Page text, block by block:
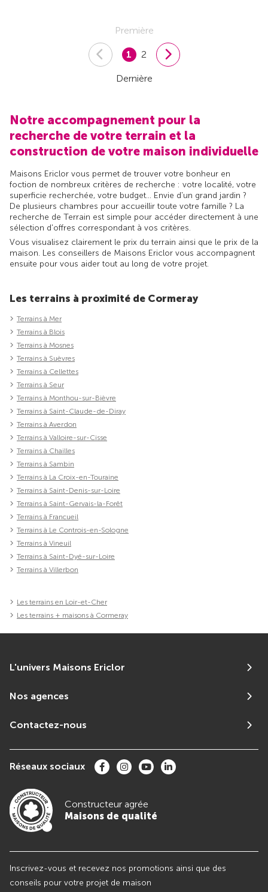
Première
1 2
Dernière
Notre accompagnement pour la
recherche de votre terrain et la
construction de votre maison individuelle
Maisons Ericlor vous permet de trouver votre bonheur en
foction de nombreux critères de recherche : votre localité, votre
superficie recherchée, votre budget... Envie d'un grand jardin ?
De plusieurs chambres pour accueillir toute votre famille ? La
recherche de Terrain est simple pour accéder directement à une
sélection d'offres correspondant à vos critères.
Vous visualisez clairement le prix du terrain ainsi que le prix de la
maison. Les conseillers de Maisons Ericlor vous accompagnent
ensuite pour vous aider tout au long de votre projet.
Les terrains à proximité de Cormeray
Terrains à Mer
Terrains à Blois
Terrains à Mosnes
Terrains à Suèvres
Terrains à Cellettes
Terrains à Seur
Terrains à Monthou-sur-Bièvre
Terrains à Saint-Claude-de-Diray
Terrains à Averdon
Terrains à Valloire-sur-Cisse
Terrains à Chailles
Terrains à Sambin
Terrains à La Croix-en-Touraine
Terrains à Saint-Denis-sur-Loire
Terrains à Saint-Gervais-la-Forêt
Terrains à Francueil
Terrains à Le Controis-en-Sologne
Terrains à Vineuil
Terrains à Saint-Dyé-sur-Loire
Terrains à Villerbon
Les terrains en Loir-et-Cher
Les terrains + maisons à Cormeray
L'univers Maisons Ericlor
Nos agences
Contactez-nous
Réseaux sociaux
Constructeur agrée
Maisons de qualité
Inscrivez-vous et recevez nos promotions ainsi que des
conseils pour votre projet de maison